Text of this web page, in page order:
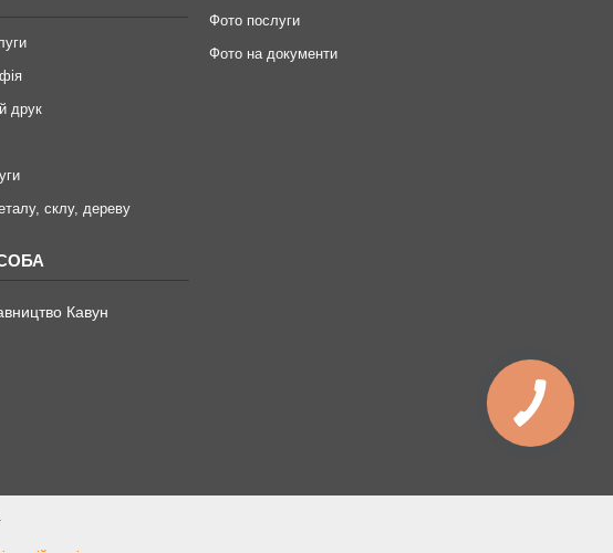
друк
склу, дереву
Фото послуги
Фото на документи
Кавун
КНОПКА
ЗВ'ЯЗКУ